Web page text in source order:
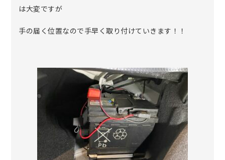
は大変ですが
手の届く位置なので手早く取り付けていきます！！